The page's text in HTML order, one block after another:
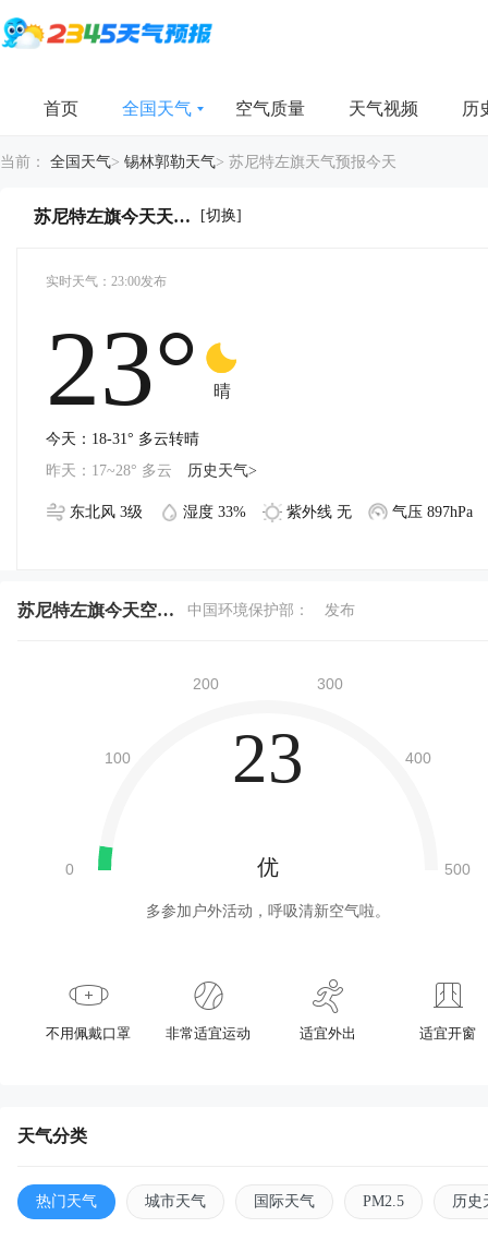
首页 全国天气 空气质量 天气视频 历
当前： 全国天气> 锡林郭勒天气> 苏尼特左旗天气预报今天
苏尼特左旗今天天气详情 [切换]
实时天气：23:00发布
23° 晴
今天：18-31° 多云转晴
昨天：17~28° 多云
历史天气>
东北风 3级 湿度 33% 紫外线 无 气压 897hPa
苏尼特左旗今天空气质量 中国环境保护部： 发布
23
优
多参加户外活动，呼吸清新空气啦。
不用佩戴口罩 非常适宜运动 适宜外出 适宜开窗
天气分类
热门天气 城市天气 国际天气 PM2.5 历史